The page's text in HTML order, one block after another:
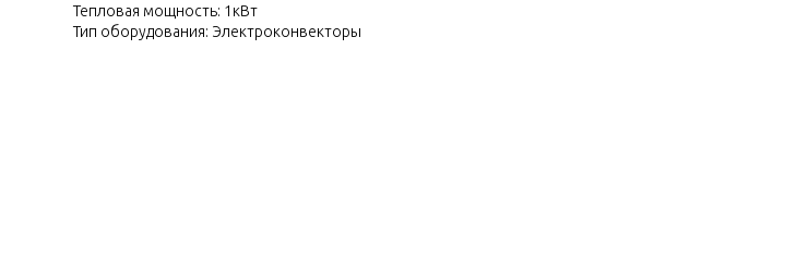
Тепловая мощность: 1кВт
Тип оборудования: Электроконвекторы